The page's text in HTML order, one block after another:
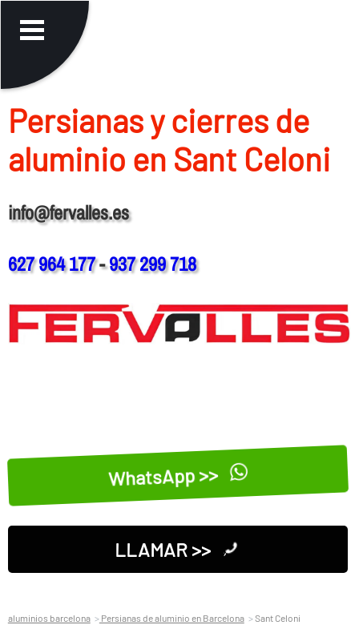
Persianas y cierres de
aluminio en Sant Celoni
info@fervalles.es
627 964 177-937 299 718
WhatsApp >>
LLAMAR >>
aluminios barcelona Persianas de aluminio en Barcelona Sant Celoni